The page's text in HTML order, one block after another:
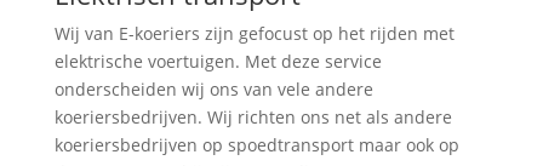
Wij van E-koeriers zijn gefocust op het rijden met
elektrische voertuigen. Met deze service
onderscheiden wij ons van vele andere
koeriersbedrijven. Wij richten ons net als andere
koeriersbedrijven op spoedtransport maar ook op